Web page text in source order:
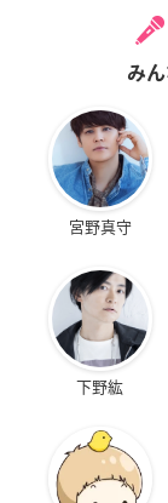
み
宮野真守
下野紘